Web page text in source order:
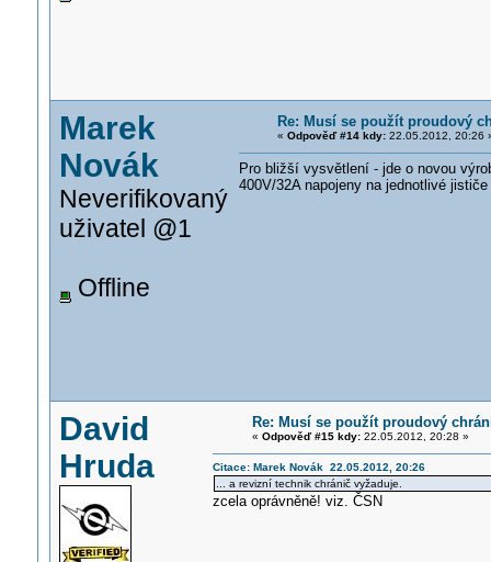
Marek
Novák
Neverifikovaný
uživatel @1
Offline
Re: Musí se použít proudový
« Odpověď #14 kdy:22.05.2012, 20:26
Pro bližší vysvětlení - jde o novou
400V/32A napojeny na jednotlivé
David
Hruda
Re: Musí se použít proudový
« Odpověď #15 kdy:22.05.2012, 20:28 »
Citace: Marek Novák 22.05.2012, 20:26
... a revizní technik chránič vyžaduje.
zcela oprávněně! viz. ČSN